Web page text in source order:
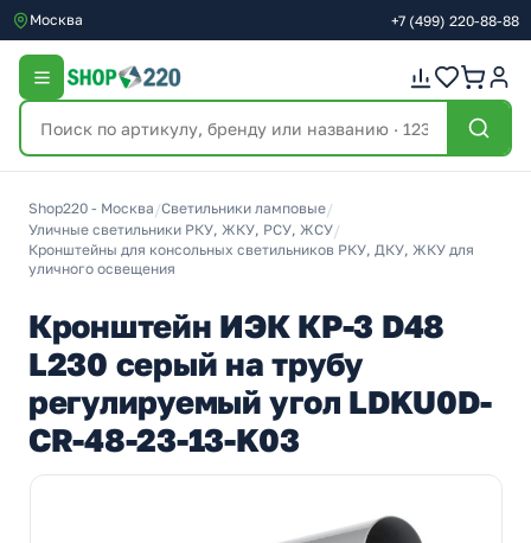
Москва +7 (499) 220-88-88
Shop220 - Москва /Светильники ламповые/
Уличные светильники РКУ, ЖКУ, РСУ, ЖСУ/
Кронштейны для консольных светильников РКУ, ДКУ, ЖКУ для
уличного освещения
Кронштейн ИЭК КР-3 D48
L230 серый на трубу
регулируемый угол LDKU0D-
CR-48-23-13-K03